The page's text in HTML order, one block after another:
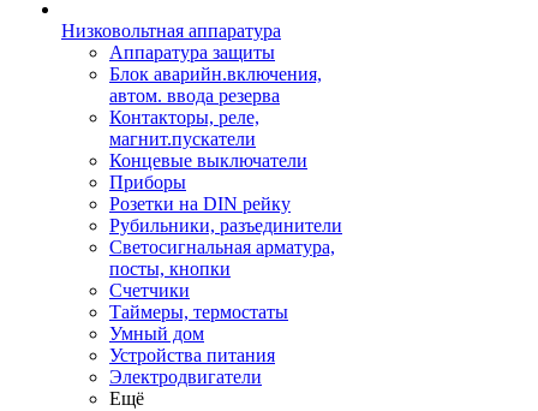
Низковольтная аппаратура
Аппаратура защиты
Блок аварийн.включения,
автом. ввода резерва
Контакторы, реле,
магнит.пускатели
Концевые выключатели
Приборы
Розетки на DIN рейку
Рубильники, разъединители
Светосигнальная арматура,
посты, кнопки
Счетчики
Таймеры, термостаты
Умный дом
Устройства питания
Электродвигатели
Ещё